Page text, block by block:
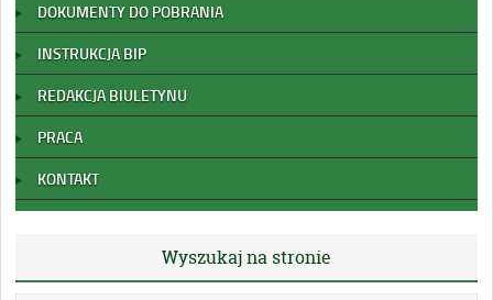
DOKUMENTY DO POBRANIA
INSTRUKCJA BIP
REDAKCJA BIULETYNU
PRACA
KONTAKT
Wyszukaj na stronie